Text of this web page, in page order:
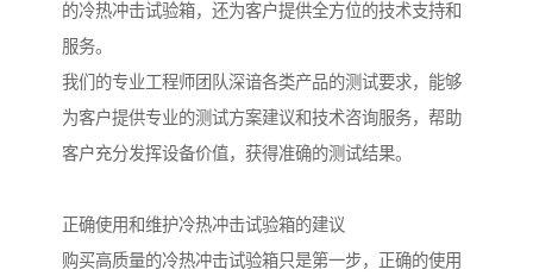
的冷热冲击试验箱，还为客户提供全方位的技术支持和
服务。
我们的专业工程师团队深谙各类产品的测试要求，能够
为客户提供专业的测试方案建议和技术咨询服务，帮助
客户充分发挥设备价值，获得准确的测试结果。
正确使用和维护冷热冲击试验箱的建议
购买高质量的冷热冲击试验箱只是第一步，正确的使用